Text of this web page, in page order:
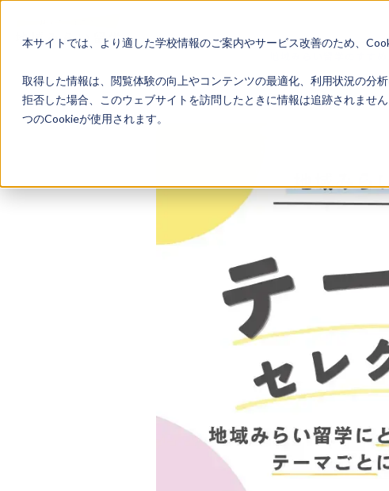
本サイトでは、より適した学校情報のご案内やサービス改善のため、
取得した情報は、閲覧体験の向上やコンテンツの最適化、利用状況の分
拒否した場合、このウェブサイトを訪問したときに情報は追跡されませ
つのCookieが使用されます。